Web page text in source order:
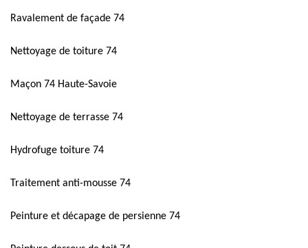
Ravalement de façade 74
Nettoyage de toiture 74
Maçon 74 Haute-Savoie
Nettoyage de terrasse 74
Hydrofuge toiture 74
Traitement anti-mousse 74
Peinture et décapage de persienne 74